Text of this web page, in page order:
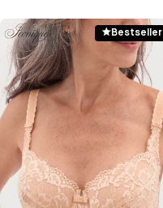
Bestseller